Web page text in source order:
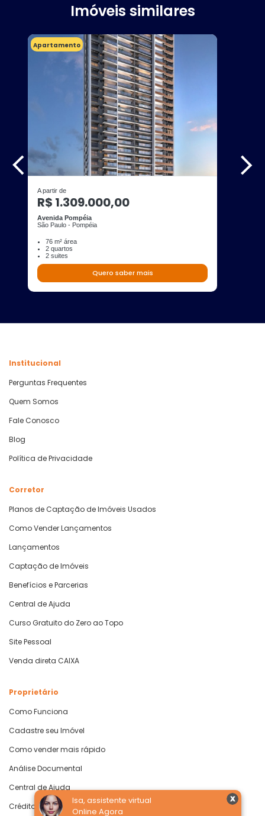
Imóveis similares
Apartamento
A partir de
R$ 1.309.000,00
Avenida Pompéia
São Paulo - Pompéia
76 m² área
2 quartos
2 suites
Quero saber mais
Isa, assistente virtual
Online Agora
Institucional
Perguntas Frequentes
Quem Somos
Fale Conosco
Blog
Política de Privacidade
Corretor
Planos de Captação de Imóveis Usados
Como Vender Lançamentos
Lançamentos
Captação de Imóveis
Benefícios e Parcerias
Central de Ajuda
Curso Gratuito do Zero ao Topo
Site Pessoal
Venda direta CAIXA
Proprietário
Como Funciona
Cadastre seu Imóvel
Como vender mais rápido
Análise Documental
Central de Ajuda
Crédito com Garantia de Imóvel